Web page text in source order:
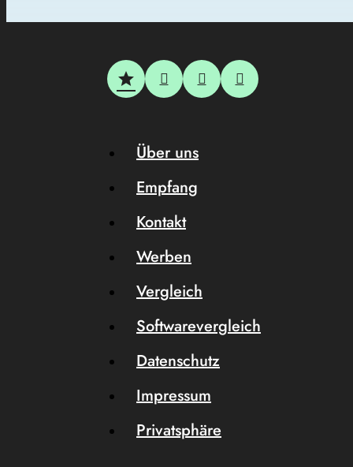
Über uns
Empfang
Kontakt
Werben
Vergleich
Softwarevergleich
Datenschutz
Impressum
Privatsphäre